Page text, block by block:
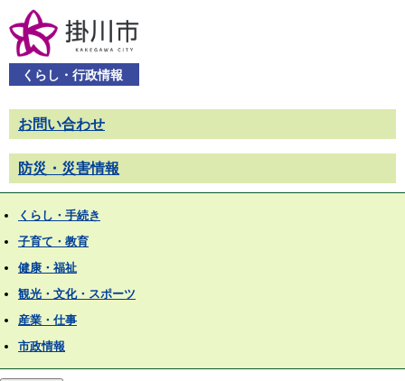
くらし・行政情報
お問い合わせ
防災・災害情報
くらし・手続き
子育て・教育
健康・福祉
観光・文化・スポーツ
産業・仕事
市政情報